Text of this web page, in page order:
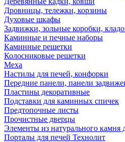
Дровницы, тележки, корзины
Духовые шкафы
Задвижки, зольные коробки,
Каминные и печные наборы
Каминные решетки
Колосниковые решетки
Меха
Настилы для печей, конфорки
Передние панели, панели
Пластины декоративные
Подставки для каминных спичек
Предтопочные листы
Прочистные дверцы
Элементы из натурального камня
Порталы для печей Технолит